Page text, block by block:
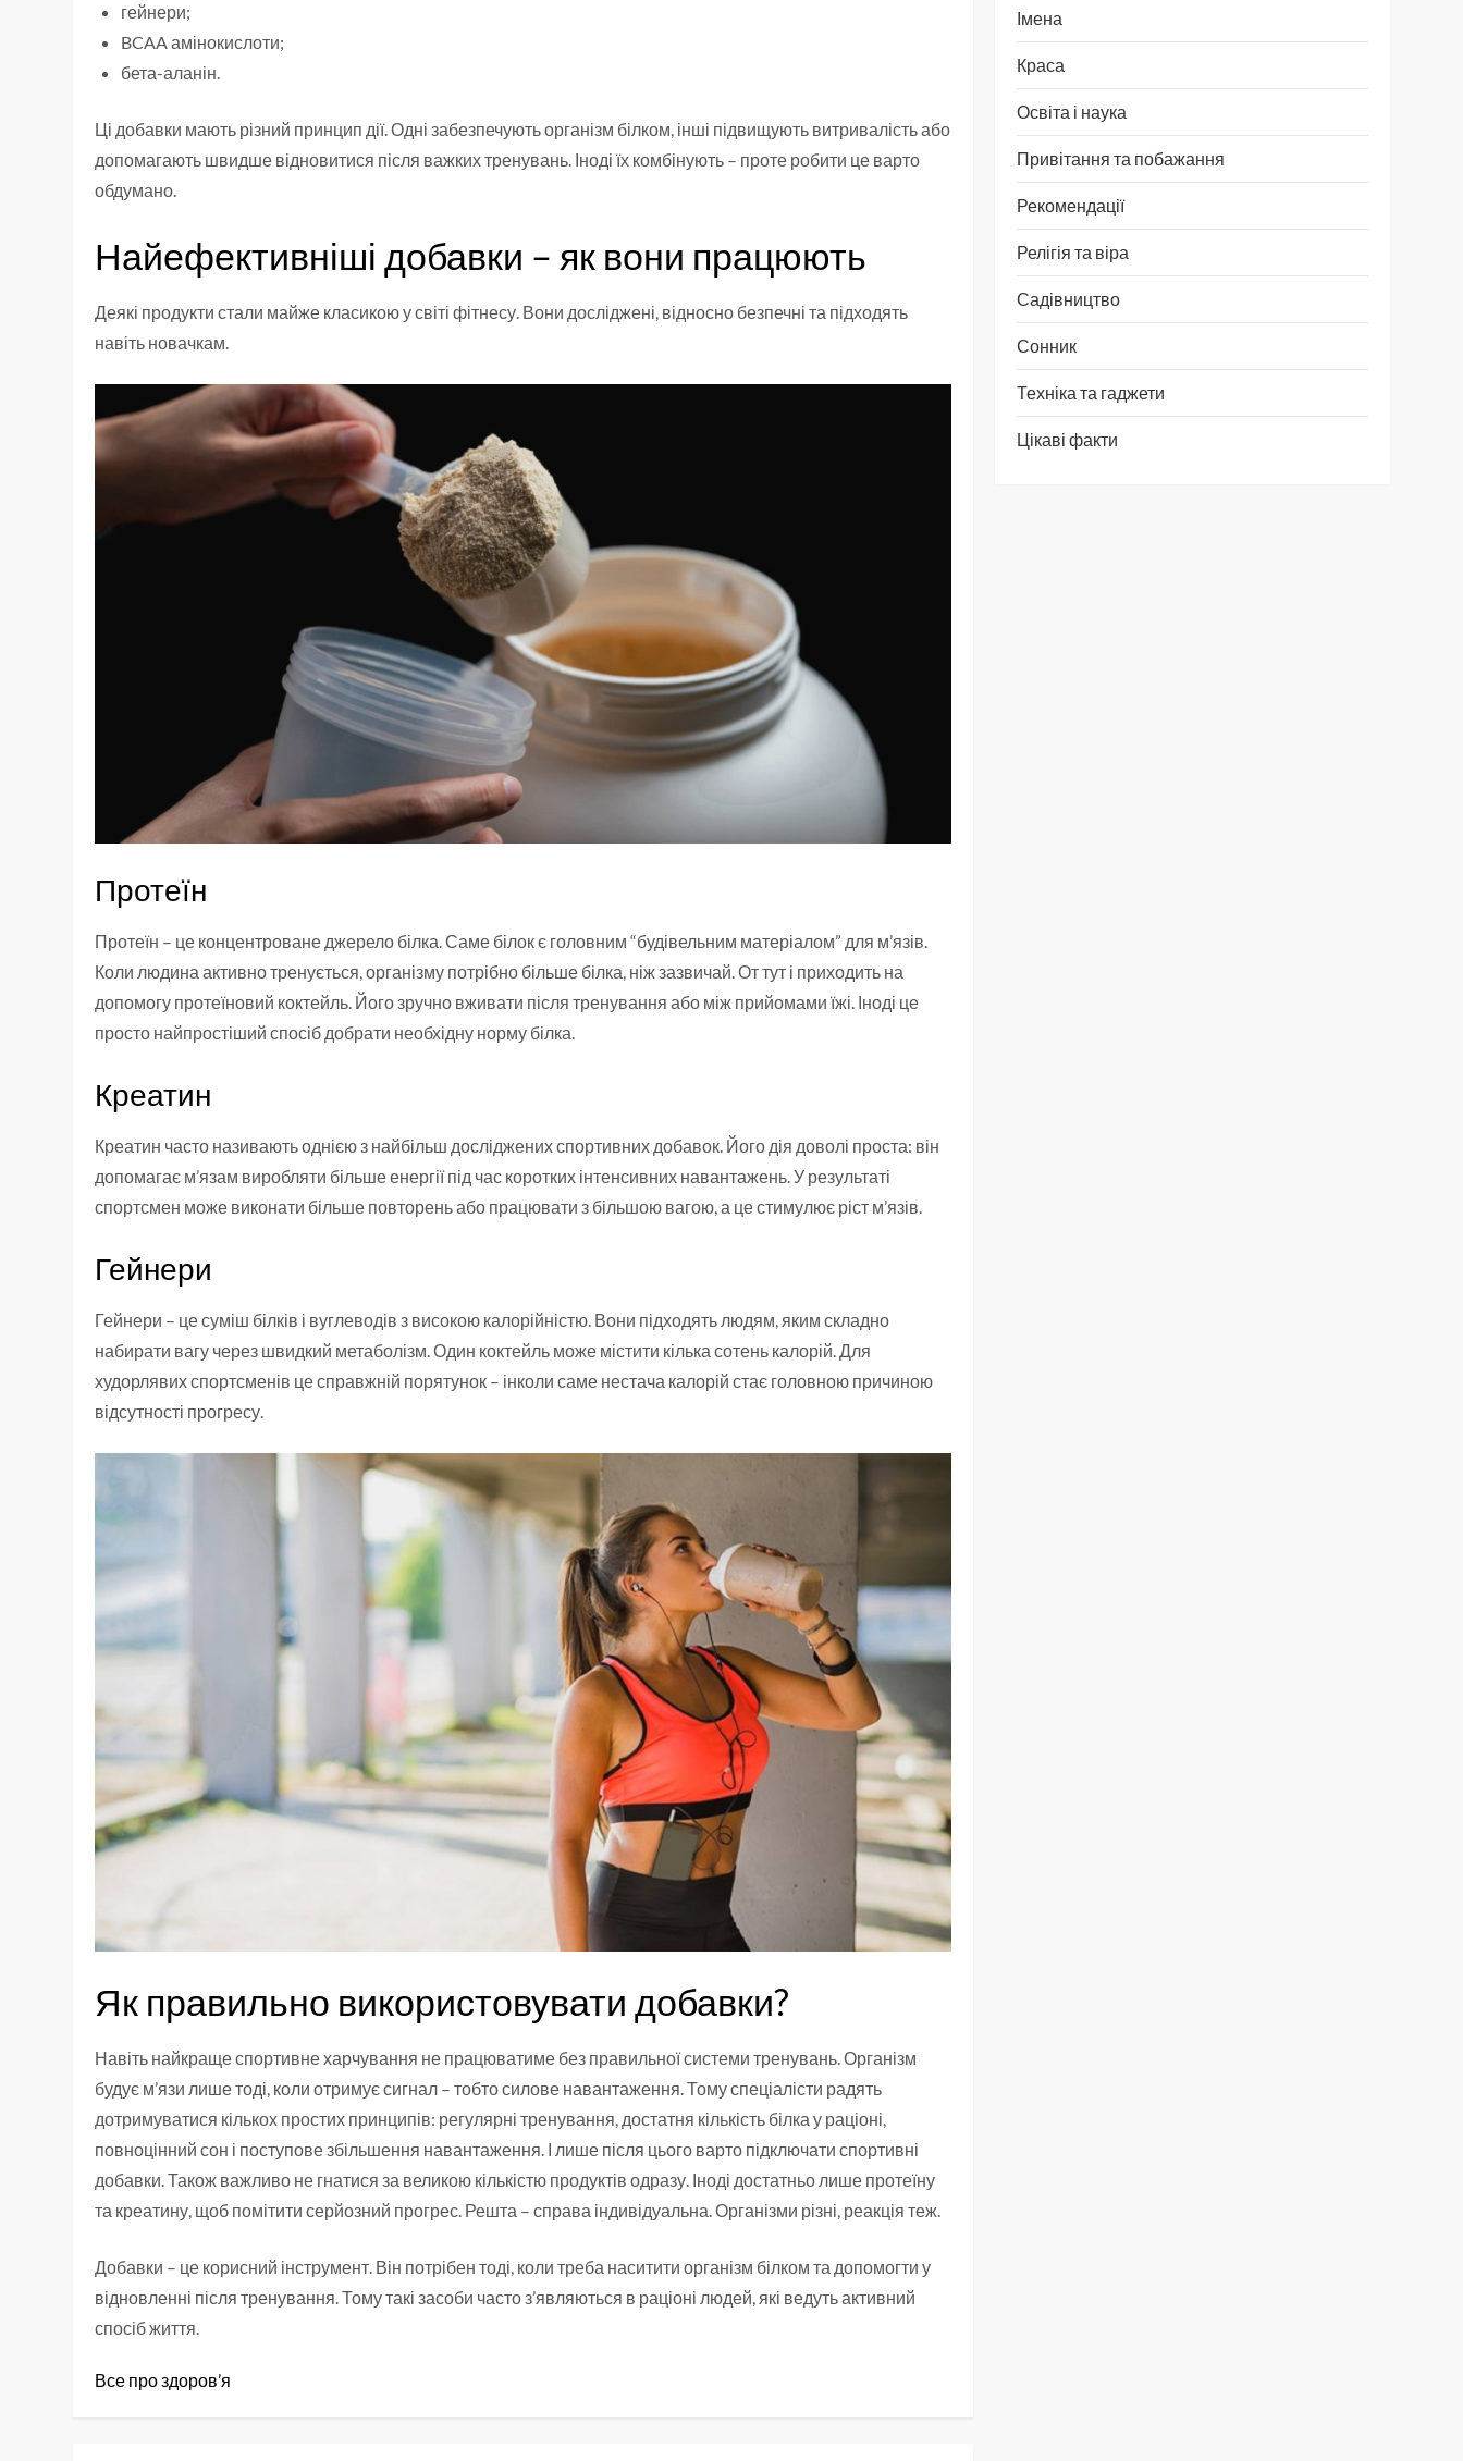
гейнери;
BCAA амінокислоти;
бета-аланін.
Ці добавки мають різний принцип дії. Одні забезпечують організм білком, інші підвищують витривалість або
допомагають швидше відновитися після важких тренувань. Іноді їх комбінують – проте робити це варто
обдумано.
Найефективніші добавки – як вони працюють
Деякі продукти стали майже класикою у світі фітнесу. Вони досліджені, відносно безпечні та підходять
навіть новачкам.
Протеїн
Протеїн – це концентроване джерело білка. Саме білок є головним “будівельним матеріалом” для м’язів.
Коли людина активно тренується, організму потрібно більше білка, ніж зазвичай. От тут і приходить на
допомогу протеїновий коктейль. Його зручно вживати після тренування або між прийомами їжі. Іноді це
просто найпростіший спосіб добрати необхідну норму білка.
Креатин
Креатин часто називають однією з найбільш досліджених спортивних добавок. Його дія доволі проста: він
допомагає м’язам виробляти більше енергії під час коротких інтенсивних навантажень. У результаті
спортсмен може виконати більше повторень або працювати з більшою вагою, а це стимулює ріст м’язів.
Гейнери
Гейнери – це суміш білків і вуглеводів з високою калорійністю. Вони підходять людям, яким складно
набирати вагу через швидкий метаболізм. Один коктейль може містити кілька сотень калорій. Для
худорлявих спортсменів це справжній порятунок – інколи саме нестача калорій стає головною причиною
відсутності прогресу.
Як правильно використовувати добавки?
Навіть найкраще спортивне харчування не працюватиме без правильної системи тренувань. Організм
будує м’язи лише тоді, коли отримує сигнал – тобто силове навантаження. Тому спеціалісти радять
дотримуватися кількох простих принципів: регулярні тренування, достатня кількість білка у раціоні,
повноцінний сон і поступове збільшення навантаження. І лише після цього варто підключати спортивні
добавки. Також важливо не гнатися за великою кількістю продуктів одразу. Іноді достатньо лише протеїну
та креатину, щоб помітити серйозний прогрес. Решта – справа індивідуальна. Організми різні, реакція теж.
Добавки – це корисний інструмент. Він потрібен тоді, коли треба наситити організм білком та допомогти у
відновленні після тренування. Тому такі засоби часто з’являються в раціоні людей, які ведуть активний
спосіб життя.
Все про здоров’я
Імена
Краса
Освіта і наука
Привітання та побажання
Рекомендації
Релігія та віра
Садівництво
Сонник
Техніка та гаджети
Цікаві факти